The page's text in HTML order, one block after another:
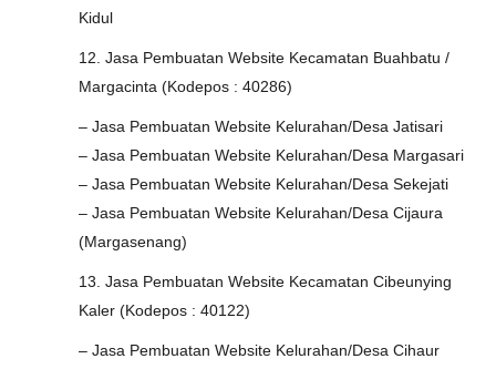
Kidul
12. Jasa Pembuatan Website Kecamatan Buahbatu /
Margacinta (Kodepos : 40286)
– Jasa Pembuatan Website Kelurahan/Desa Jatisari
– Jasa Pembuatan Website Kelurahan/Desa Margasari
– Jasa Pembuatan Website Kelurahan/Desa Sekejati
– Jasa Pembuatan Website Kelurahan/Desa Cijaura
(Margasenang)
13. Jasa Pembuatan Website Kecamatan Cibeunying
Kaler (Kodepos : 40122)
– Jasa Pembuatan Website Kelurahan/Desa Cihaur